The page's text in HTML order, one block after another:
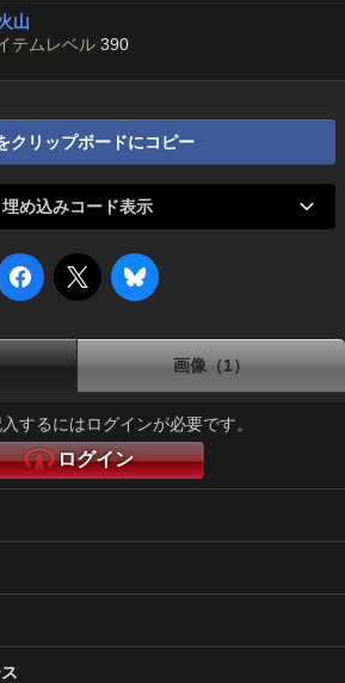
山
テムレベル 390
クリップボードにコピー
埋め込みコード表示
画像（1）
するにはログインが必要です。
ログイン